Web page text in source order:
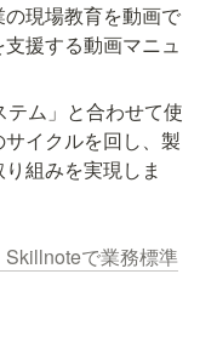
現場教育を動画で
援する動画マニュ
テム」と合わせて使
イクルを回し、製
組みを実現しま
で業務標準